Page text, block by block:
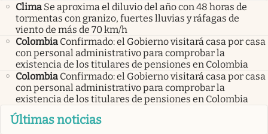
Clima Se aproxima el diluvio del año con 48 horas de
tormentas con granizo, fuertes lluvias y ráfagas de
viento de más de 70 km/h
Colombia Confirmado: el Gobierno visitará casa por casa
con personal administrativo para comprobar la
existencia de los titulares de pensiones en Colombia
Colombia Confirmado: el Gobierno visitará casa por casa
con personal administrativo para comprobar la
existencia de los titulares de pensiones en Colombia
Últimas noticias